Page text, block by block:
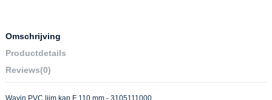
Omschrijving
Productdetails
Reviews(0)